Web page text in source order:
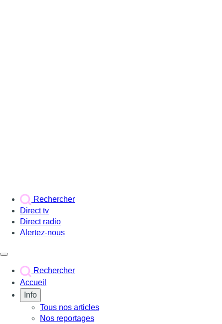
Rechercher
Direct tv
Direct radio
Alertez-nous
Rechercher
Accueil
Info
Tous nos articles
Nos reportages